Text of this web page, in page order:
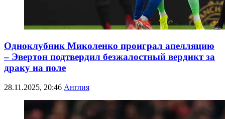
Одноклубник Миколенко проиграл апелляцию
– Эвертон подтвердил безжалостный вердикт за
драку на поле
28.11.2025, 20:46 Англия